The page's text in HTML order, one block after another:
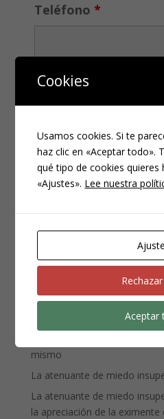
Teléfono *
CATEGORÍAS
Compliance
Noticias
Penal
Penitenciario
ENTRADAS RECIENTES
mismo
La atenuante de miedo
La atenuante de miedo
la apreciación de la eximente
Cookies
Usamos cookies. Si te
haz clic en «Aceptar todo».
qué tipo de cookies quieres
«Ajustes». Lee nuestra
Aceptar